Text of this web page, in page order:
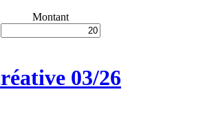
Montant
03/26